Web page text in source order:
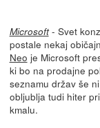
Microsoft- Svet
postale nekaj
Neo je Microsoft
ki bo na prodajne
seznamu držav še
obljublja tudi hiter
kmalu.